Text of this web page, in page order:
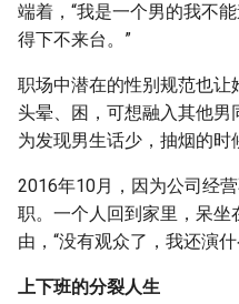
端着，“我是一个男的我不
得下不来台。”
职场中潜在的性别规范也
头晕、困，可想融入其他
为发现男生话少，抽烟的时
2016年10月，因为公司经
职。一个人回到家里，呆坐
由，“没有观众了，我还演
上下班的分裂人生